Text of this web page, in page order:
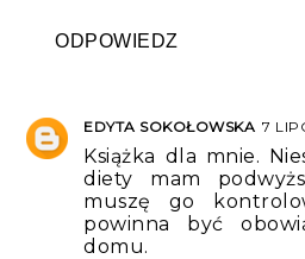
ODPOWIEDZ
EDYTA SOKOŁOWSKA 7
Książka dla mnie.
diety mam
muszę go
powinna być
domu.